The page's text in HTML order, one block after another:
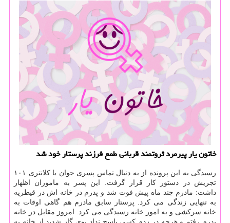
خاتون یار پیرمرد ثروتمند قربانی طمع فرزند پرستار خود شد
رسیدگی به این پرونده از به دنبال تماس پسری جوان با كلانتری ۱۰۱
تجریش در دستور كار قرار گرفت. این پسر به ماموران اظهار
داشت: مادرم چند ماه پیش فوت شد و پدرم در خانه اش در قیطریه
به تنهایی زندگی می كرد. پرستار سابق مادرم هم گاهی اوقات به
خانه سركشی و به امور خانه رسیدگی می كرد. امروز مقابل در خانه
پدرم رفتم و هرچه در زدم كسی پاسخ نداد بوی گاز شدید از خانه به